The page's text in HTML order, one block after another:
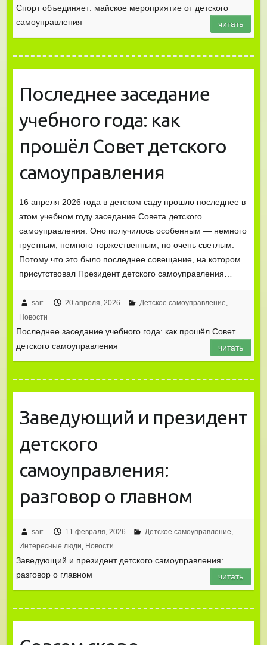
Спорт объединяет: майское мероприятие от детского
самоуправления
читать
Последнее заседание
учебного года: как
прошёл Совет детского
самоуправления
16 апреля 2026 года в детском саду прошло последнее в
этом учебном году заседание Совета детского
самоуправления. Оно получилось особенным — немного
грустным, немного торжественным, но очень светлым.
Потому что это было последнее совещание, на котором
присутствовал Президент детского самоуправления…
sait 20 апреля, 2026 Детское самоуправление
Новости
Последнее заседание учебного года: как прошёл Совет
детского самоуправления
читать
Заведующий и президент
детского
самоуправления:
разговор о главном
sait 11 февраля, 2026 Детское самоуправление,
Интересные люди, Новости
Заведующий и президент детского самоуправления:
разговор о главном
читать